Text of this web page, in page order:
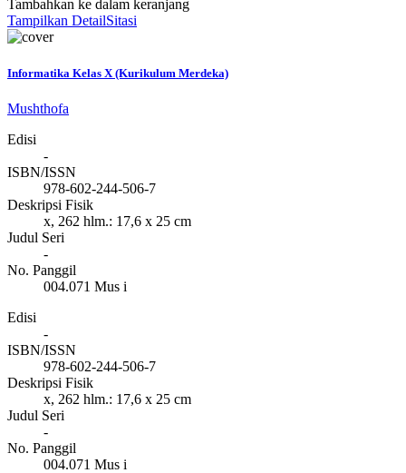
Tambahkan ke dalam keranjang
Tampilkan DetailSitasi
Informatika Kelas X (Kurikulum Merdeka)
Mushthofa
Edisi
-
ISBN/ISSN
978-602-244-506-7
Deskripsi Fisik
x, 262 hlm.: 17,6 x 25 cm
Judul Seri
-
No. Panggil
004.071 Mus i
Edisi
-
ISBN/ISSN
978-602-244-506-7
Deskripsi Fisik
x, 262 hlm.: 17,6 x 25 cm
Judul Seri
-
No. Panggil
004.071 Mus i